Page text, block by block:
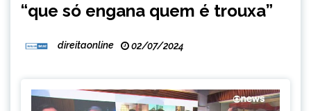
“que só engana quem é trouxa”
direitaonline 02/07/2024